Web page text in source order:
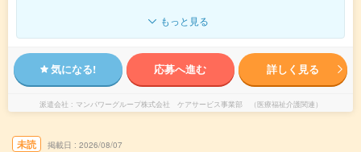
もっと見る
気になる! 応募へ進む 詳しく見る
派遣会社 マンパワーグループ株式会社 ケアサービス事業部 （医療福祉介護関連）
未読 掲載日 2026/08/07